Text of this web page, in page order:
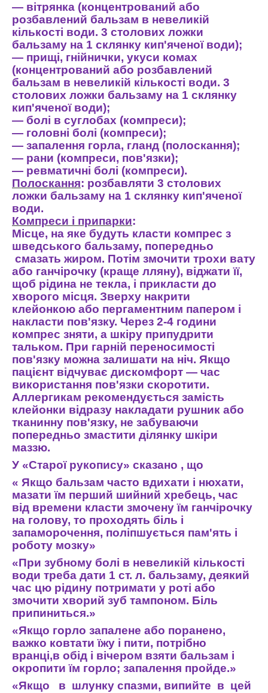
— вітрянка (концентрований або
розбавлений бальзам в невеликій
кількості води. 3 столових ложки
бальзаму на 1 склянку кип'яченої води);
— прищі, гнійнички, укуси комах
(концентрований або розбавлений
бальзам в невеликій кількості води. 3
столових ложки бальзаму на 1 склянку
кип'яченої води);
— болі в суглобах (компреси);
— головні болі (компреси);
— запалення горла, гланд (полоскання);
— рани (компреси, пов'язки);
— ревматичні болі (компреси).
Полоскання: розбавляти 3 столових
ложки бальзаму на 1 склянку кип'яченої
води.
Компреси і припарки:
Місце, на яке будуть класти компрес з
шведського бальзаму, попередньо
смазать жиром. Потім змочити трохи вату
або ганчірочку (краще лляну), віджати її,
щоб рідина не текла, і прикласти до
хворого місця. Зверху накрити
клейонкою або пергаментним папером і
накласти пов'язку. Через 2-4 години
компрес зняти, а шкіру припудрити
тальком. При гарній переносимості
пов'язку можна залишати на ніч. Якщо
пацієнт відчуває дискомфорт — час
використання пов'язки скоротити.
Аллергикам рекомендується замість
клейонки відразу накладати рушник або
тканинну пов'язку, не забуваючи
попередньо змастити ділянку шкіри
маззю.
У «Старої рукопису» сказано , що
« Якщо бальзам часто вдихати і нюхати,
мазати їм перший шийний хребець, час
від времени класти змочену їм ганчірочку
на голову, то проходять біль і
запаморочення, поліпшується пам'ять і
роботу мозку»
«При зубному болі в невеликій кількості
води треба дати 1 ст. л. бальзаму, деякий
час цю рідину потримати у роті або
змочити хворий зуб тампоном. Біль
припиниться.»
«Якщо горло запалене або поранено,
важко ковтати їжу і пити, потрібно
вранці,в обід і вічером взяти бальзам і
окропити їм горло; запалення пройде.»
«Якщо в шлунку спазми, випийте в цей